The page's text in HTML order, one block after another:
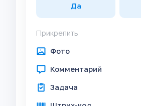
Да
Прикрепить
Фото
Комментарий
Задача